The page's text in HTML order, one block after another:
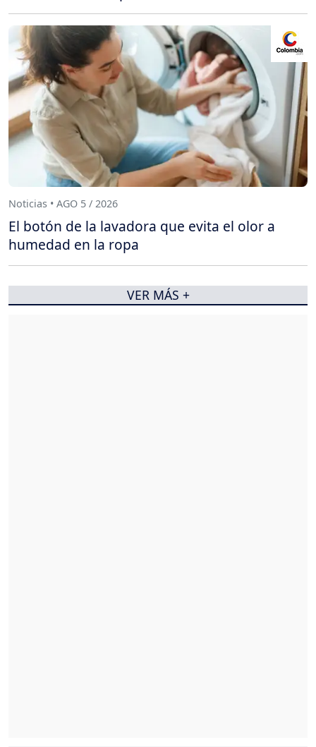
Noticias • AGO 5 / 2026
El botón de la lavadora que evita el olor a
humedad en la ropa
VER MÁS +